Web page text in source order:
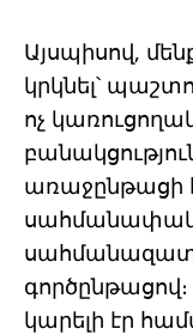
Այսպիսով,
կրկնել՝
ոչ
առաջընթացի
կարելի էր